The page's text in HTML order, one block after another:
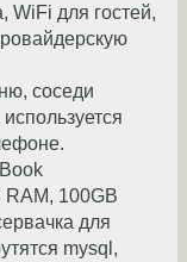
WiFi для гостей,
соседи
100GB
для
mysql,